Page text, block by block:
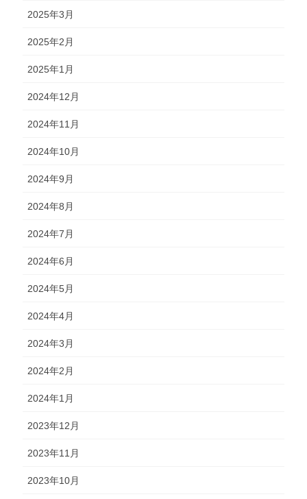
2025年3月
2025年2月
2025年1月
2024年12月
2024年11月
2024年10月
2024年9月
2024年8月
2024年7月
2024年6月
2024年5月
2024年4月
2024年3月
2024年2月
2024年1月
2023年12月
2023年11月
2023年10月